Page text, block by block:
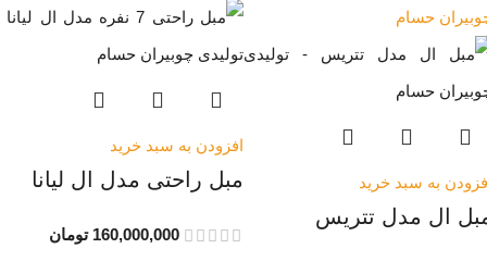
به سبد خرید
ال مدل تتریس
افزودن به سبد خرید
مبل راحتی مدل ال لیانا
160,000,000 تومان